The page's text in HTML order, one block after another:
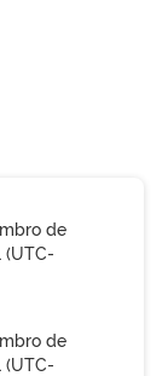
de
(UTC-
de
(UTC-